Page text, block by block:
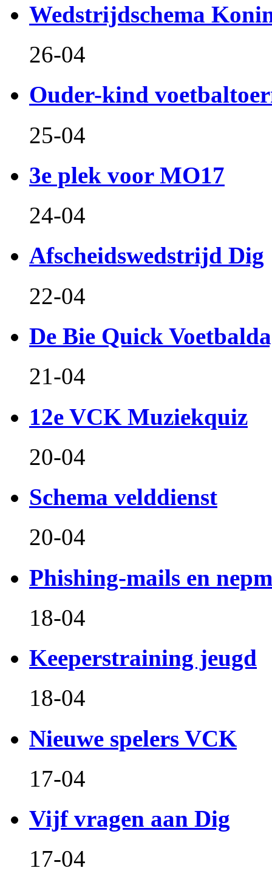
Wedstrijdschema
26-04
Ouder-kind
25-04
3e plek voor MO17
24-04
Afscheidswedstrijd Dig
22-04
De Bie Quick
21-04
12e VCK Muziekquiz
20-04
Schema velddienst
20-04
Phishing-mails en
18-04
Keeperstraining jeugd
18-04
Nieuwe spelers VCK
17-04
Vijf vragen aan Dig
17-04